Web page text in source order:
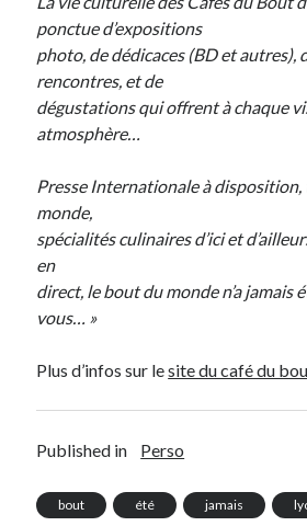
Search
Commentaires récents
ponctue d’expositions
photo, de dédicaces (BD et autres),
rencontres, et de
dégustations qui offrent à chaque
atmosphère…
Presse Internationale à disposition,
monde,
spécialités culinaires d’ici et
en
direct, le bout du monde n’a jamais
vous… »
Plus d’infos sur lesite du café du
Published in Perso
bout été jamais